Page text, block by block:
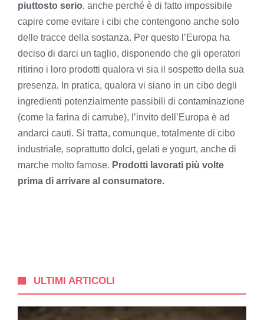
piuttosto serio, anche perché è di fatto impossibile
capire come evitare i cibi che contengono anche solo
delle tracce della sostanza. Per questo l’Europa ha
deciso di darci un taglio, disponendo che gli operatori
ritirino i loro prodotti qualora vi sia il sospetto della sua
presenza. In pratica, qualora vi siano in un cibo degli
ingredienti potenzialmente passibili di contaminazione
(come la farina di carrube), l’invito dell’Europa è ad
andarci cauti. Si tratta, comunque, totalmente di cibo
industriale, soprattutto dolci, gelati e yogurt, anche di
marche molto famose. Prodotti lavorati più volte
prima di arrivare al consumatore.
ULTIMI ARTICOLI